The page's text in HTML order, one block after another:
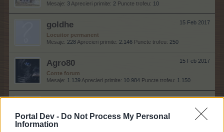
Portal Dev - Do Not Process My Personal
Information
Mesaje: 3 Aprecieri primite: 2 Puncte trofeu: 10
15 Feb 2017
goldhe
Locuitor permanent
Mesaje: 228 Aprecieri primite: 2.146 Puncte trofeu: 250
15 Feb 2017
Agro80
Conte forum
Mesaje: 1.139 Aprecieri primite: 10.984 Puncte trofeu: 1.150
14 Feb 2017
donnadmn
Mesaje: 4.526Aprecieri primite: 66.504 Puncte trofeu: